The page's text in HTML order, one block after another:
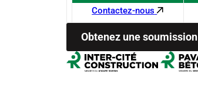
Contactez-nous
Obtenez une soumission